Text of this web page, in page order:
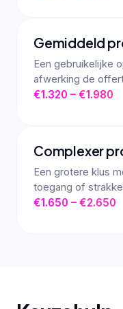
Gemiddeld
Een gebruikelijke
afwerking de
€1.320 – €1.980
Complexer
Een grotere klus
toegang of
€1.650 – €2.650